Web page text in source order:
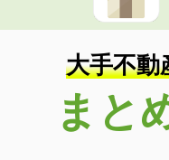
住 所
専有面積
間取り
群馬県館林市代官町
価 格
大手不動
まと